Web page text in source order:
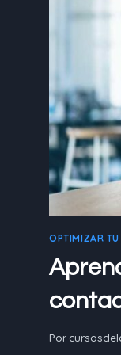
OPTIMIZAR
Por